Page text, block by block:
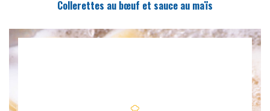
Collerettes au bœuf et sauce au maïs